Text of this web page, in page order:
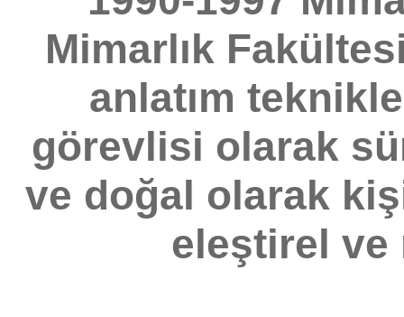
Mimarlık
anlatım
görevlisi olarak
ve doğal olarak
eleştirel ve